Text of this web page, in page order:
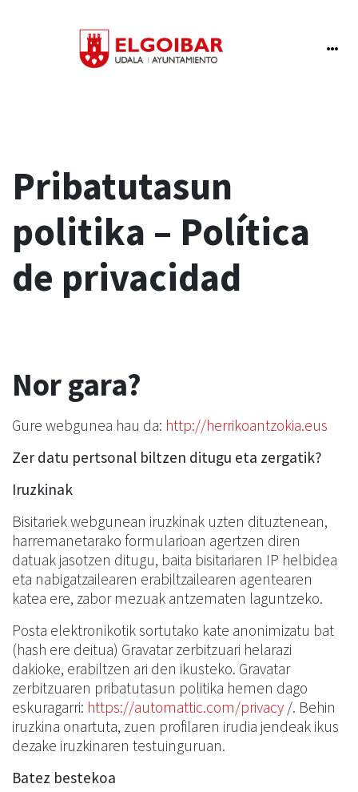
Pribatutasun
politika – Política
de privacidad
Nor gara?
Gure webgunea hau da: http://herrikoantzokia.eus
Zer datu pertsonal biltzen ditugu eta zergatik?
Iruzkinak
Bisitariek webgunean iruzkinak uzten dituztenean,
harremanetarako formularioan agertzen diren
datuak jasotzen ditugu, baita bisitariaren IP helbidea
eta nabigatzailearen erabiltzailearen agentearen
katea ere, zabor mezuak antzematen laguntzeko.
Posta elektronikotik sortutako kate anonimizatu bat
(hash ere deitua) Gravatar zerbitzuari helarazi
dakioke, erabiltzen ari den ikusteko. Gravatar
zerbitzuaren pribatutasun politika hemen dago
eskuragarri: https://automattic.com/privacy /. Behin
iruzkina onartuta, zuen profilaren irudia jendeak ikus
dezake iruzkinaren testuinguruan.
Batez bestekoa